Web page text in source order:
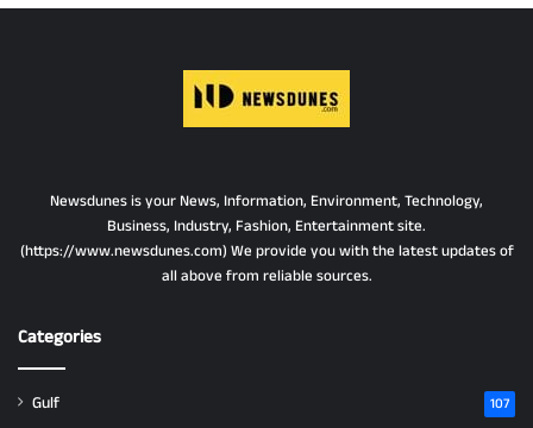
Newsdunes is your News, Information, Environment, Technology,
Business, Industry, Fashion, Entertainment site.
(https://www.newsdunes.com) We provide you with the latest updates of
all above from reliable sources.
Categories
Gulf 107